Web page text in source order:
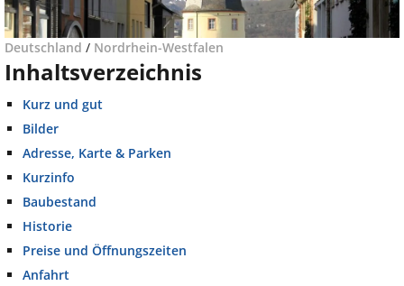
Deutschland / Nordrhein-Westfalen
Inhaltsverzeichnis
Kurz und gut
Bilder
Adresse, Karte & Parken
Kurzinfo
Baubestand
Historie
Preise und Öffnungszeiten
Anfahrt